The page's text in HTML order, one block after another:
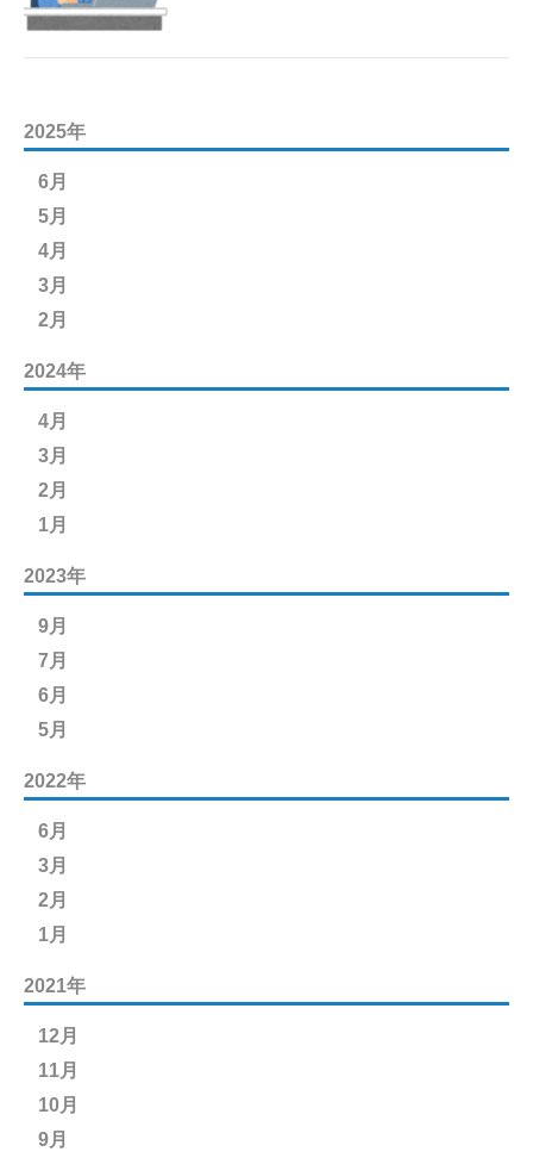
2025年
6月
5月
4月
3月
2月
2024年
4月
3月
2月
1月
2023年
9月
7月
6月
5月
2022年
6月
3月
2月
1月
2021年
12月
11月
10月
9月